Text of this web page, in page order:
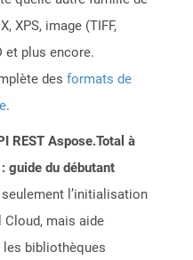
XPS, image (TIFF,
et plus encore.
des formats de
.
REST Aspose.Total à
guide du débutant
l’initialisation
Cloud, mais aide
bibliothèques